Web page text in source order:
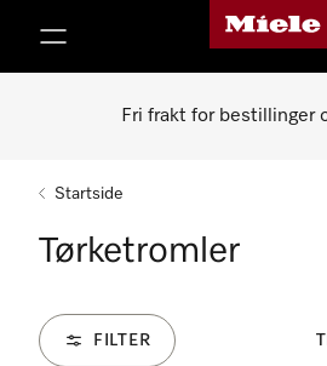
Mieles
Fri frakt for bestillinger
Startside
Tørketromler
FILTER